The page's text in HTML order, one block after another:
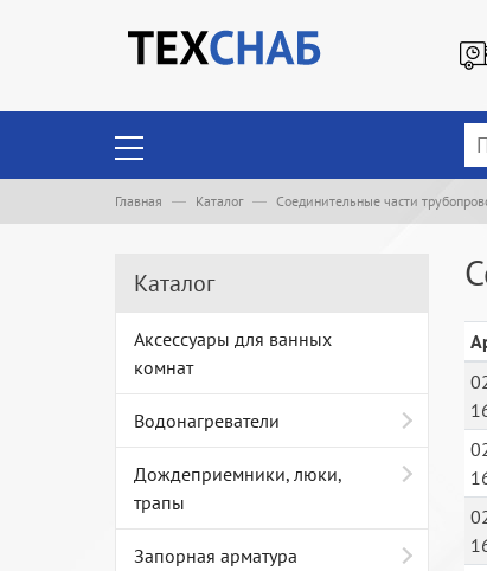
Главная Каталог Соединительные части
Каталог
Аксессуары для ванных
комнат
Водонагреватели
Дождеприемники, люки,
трапы
Запорная арматура